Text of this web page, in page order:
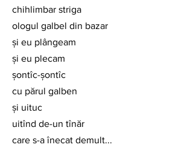
chihlimbar striga
ologul galbel din bazar
și eu plângeam
și eu plecam
șontîc-șontîc
cu părul galben
și uituc
uitînd de-un tînăr
care s-a înecat demult...